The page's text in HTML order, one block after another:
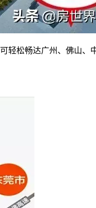
轻松畅达广州、佛山、